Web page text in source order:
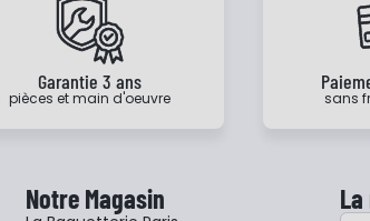
Garantie 3 ans
pièces et main d'oeuvre sans
Notre Magasin